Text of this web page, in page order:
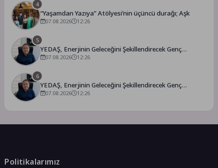
4
“Yaşamdan Yazıya” Atölyesi’nin üçüncü durağı; Aşk
07.08.2026 12:26
5
YEDAŞ, Enerjinin Geleceğini Şekillendirecek Genç
Yetenekleri Arıyor
07.08.2026 12:26
6
YEDAŞ, Enerjinin Geleceğini Şekillendirecek Genç
Yetenekleri Arıyor
07.08.2026 12:26
Politikalarımız